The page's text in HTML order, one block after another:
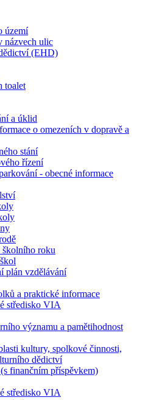
území
názvech ulic
(EHD)
toalet
a úklid
o omezeních v dopravě a
stání
řízení
- obecné informace
školního roku
plán vzdělávání
a praktické informace
středisko VIA
významu a pamětihodnost
kultury, spolkové činnosti,
dědictví
finančním příspěvkem)
středisko VIA